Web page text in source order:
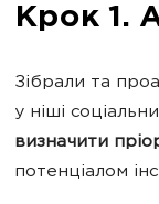
Крок 1.
Зібрали та
у ніші
визначити
потенціалом